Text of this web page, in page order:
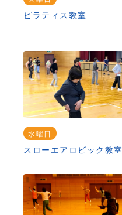
ピラティス教室
水曜日
スローエアロビック教室